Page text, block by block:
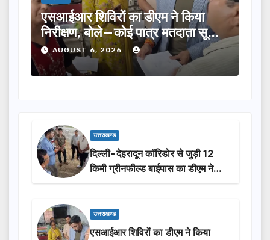
तीलू रौतेली पुरस्कार के लिए 13 महिलाओं
का चयन, 35 आंगनबाड़ी कार्यकर्तियां भी
होंगी सम्मानित…
AUGUST 6, 2026
उत्तराखण्ड
दिल्ली-देहरादून कॉरिडोर से जुड़ी 12
किमी ग्रीनफील्ड बाईपास का डीएम ने
किया निरीक्षण…
उत्तराखण्ड
एसआईआर शिविरों का डीएम ने किया